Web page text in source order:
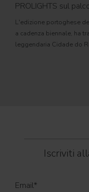
PROLIGHTS sul
L'edizione portoghese
a cadenza biennale, ha
leggendaria Cidade do
Iscriviti
Email*